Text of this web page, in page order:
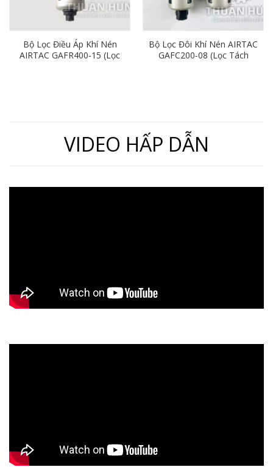
Bộ Lọc Điều Áp Khí Nén
AIRTAC GAFR400-15 (Lọc
Bộ Lọc Đôi Khí Nén AIRTAC
GAFC200-08 (Lọc Tách
VIDEO HẤP DẪN